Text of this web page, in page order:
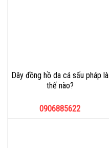
Dây đồng hồ da cá sấu pháp là
thế nào?
0906885622